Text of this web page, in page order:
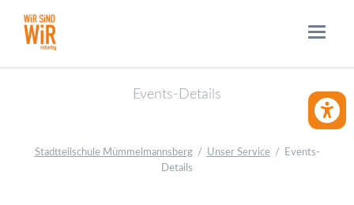
Events-Details
Stadtteilschule Mümmelmannsberg Unser Service
Events-
Details